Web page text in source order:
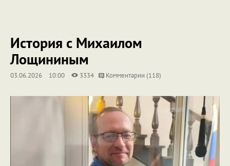
История с Михаилом
Лощининым
03.06.2026 10:00 3334 Комментарии (118)